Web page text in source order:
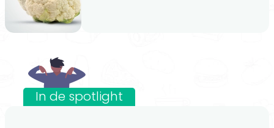
In de spotlight